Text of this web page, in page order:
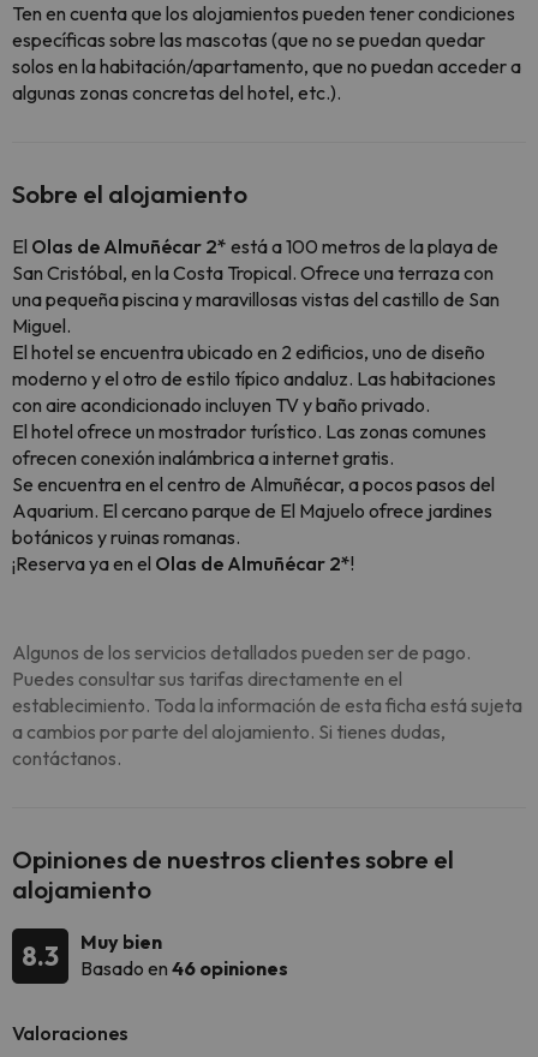
Ten en cuenta que los alojamientos pueden tener condiciones
específicas sobre las mascotas (que no se puedan quedar
solos en la habitación/apartamento, que no puedan acceder a
algunas zonas concretas del hotel, etc.).
Sobre el alojamiento
El Olas de Almuñécar 2* está a 100 metros de la playa de
San Cristóbal, en la Costa Tropical. Ofrece una terraza con
una pequeña piscina y maravillosas vistas del castillo de San
Miguel.
El hotel se encuentra ubicado en 2 edificios, uno de diseño
moderno y el otro de estilo típico andaluz. Las habitaciones
con aire acondicionado incluyen TV y baño privado.
El hotel ofrece un mostrador turístico. Las zonas comunes
ofrecen conexión inalámbrica a internet gratis.
Se encuentra en el centro de Almuñécar, a pocos pasos del
Aquarium. El cercano parque de El Majuelo ofrece jardines
botánicos y ruinas romanas.
¡Reserva ya en el Olas de Almuñécar​ 2*!
Algunos de los servicios detallados pueden ser de pago.
Puedes consultar sus tarifas directamente en el
establecimiento. Toda la información de esta ficha está sujeta
a cambios por parte del alojamiento. Si tienes dudas,
contáctanos.
Opiniones de nuestros clientes sobre el
alojamiento
8.3
Muy bien
Basado en 46 opiniones